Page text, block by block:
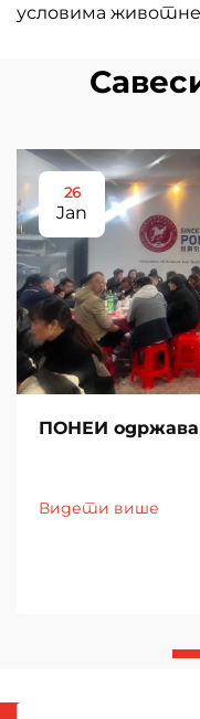
условима
26
Jan
ПОНЕИ одржава
Видети више